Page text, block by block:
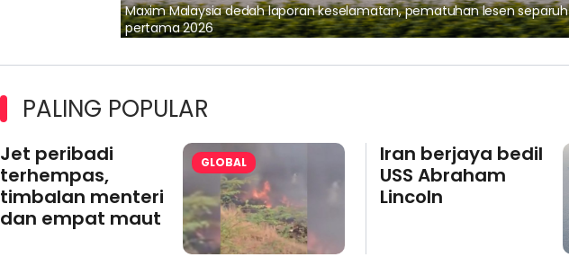
Maxim Malaysia dedah laporan keselamatan, pematuhan lesen separuh
pertama 2026
PALING POPULAR
Jet peribadi
terhempas,
timbalan menteri
dan empat maut
GLOBAL
Iran berjaya bedil
USS Abraham
Lincoln